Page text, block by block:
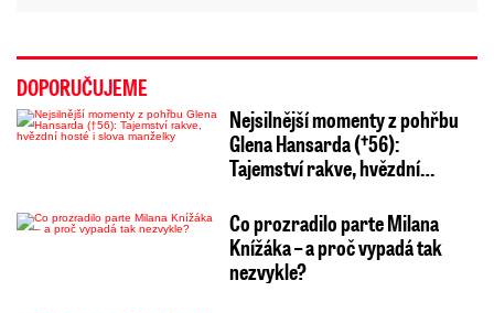
DOPORUČUJEME
Nejsilnější momenty z pohřbu
Glena Hansarda (†56):
Tajemství rakve, hvězdní…
Co prozradilo parte Milana
Knížáka – a proč vypadá tak
nezvykle?